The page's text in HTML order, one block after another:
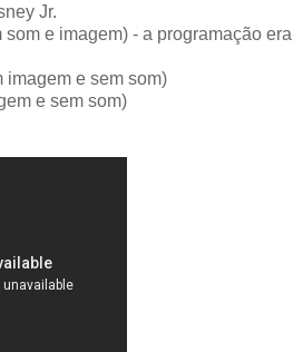
Jr.
e imagem) - a programação era
imagem e sem som)
e sem som)